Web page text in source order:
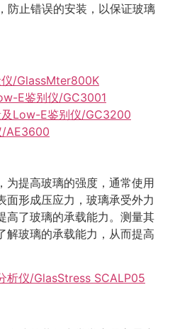
防止错误的安装，以保证玻璃
仪/GlassMter800K
E鉴别仪/GC3001
Low-E鉴别仪/GC3200
/AE3600
为提高玻璃的强度，通常使用
面形成压应力，玻璃承受外力
高了玻璃的承载能力。测量其
解玻璃的承载能力，从而提高
析仪/GlasStress SCALP05